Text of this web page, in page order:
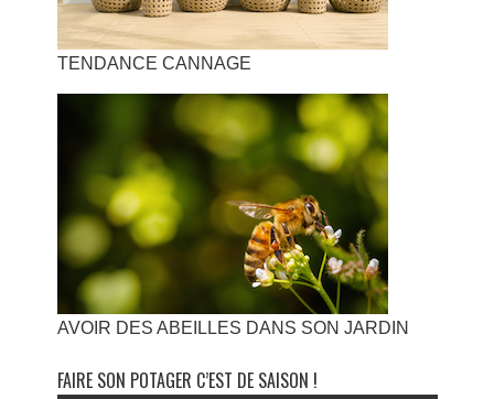
TENDANCE CANNAGE
AVOIR DES ABEILLES DANS SON JARDIN
FAIRE SON POTAGER C’EST DE SAISON !